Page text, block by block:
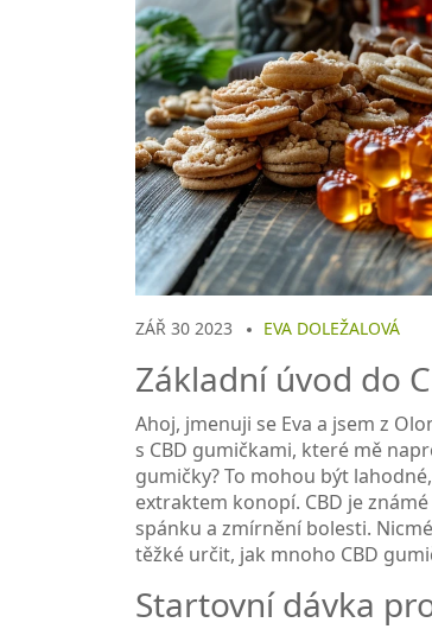
ZÁŘ 30 2023 EVA DOLEŽALOVÁ
Základní úvod do
Ahoj, jmenuji se Eva a jsem z
s CBD gumičkami, které mě
gumičky? To mohou být
extraktem konopí. CBD je
spánku a zmírnění bolesti.
těžké určit, jak mnoho CBD
Startovní dávka